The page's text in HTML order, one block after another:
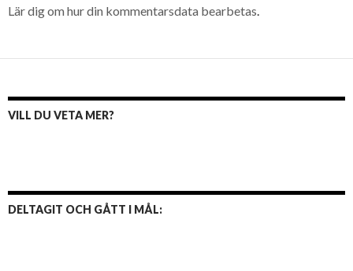
Lär dig om hur din kommentarsdata bearbetas.
VILL DU VETA MER?
DELTAGIT OCH GÅTT I MÅL: